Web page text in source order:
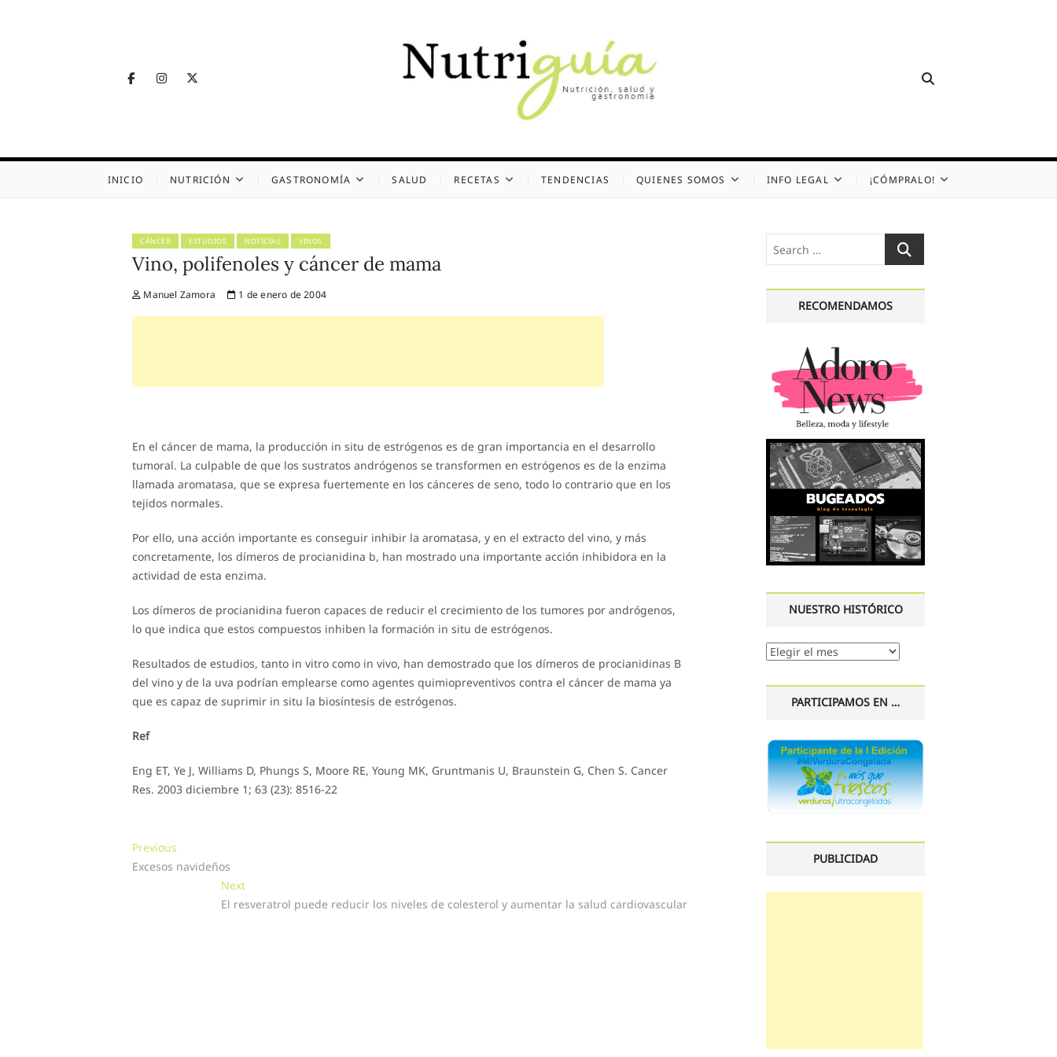
FacebookInstagram
INICIO NUTRICIÓN GASTRONOMÍA SALUD RECETAS TENDENCIAS QUIENES SOMOS INFO LEGAL ¡CÓMPRALO!
CÁNCER ESTUDIOS NOTICIAS VINOS
Vino, polifenoles y cáncer de mama
Manuel Zamora 1 de enero de 2004
En el cáncer de mama, la producción in situ de estrógenos es de gran importancia en el desarrollo
tumoral. La culpable de que los sustratos andrógenos se transformen en estrógenos es de la enzima
llamada aromatasa, que se expresa fuertemente en los cánceres de seno, todo lo contrario que en los
tejidos normales.
Por ello, una acción importante es conseguir inhibir la aromatasa, y en el extracto del vino, y más
concretamente, los dímeros de procianidina b, han mostrado una importante acción inhibidora en la
actividad de esta enzima.
Los dímeros de procianidina fueron capaces de reducir el crecimiento de los tumores por andrógenos,
lo que indica que estos compuestos inhiben la formación in situ de estrógenos.
Resultados de estudios, tanto in vitro como in vivo, han demostrado que los dímeros de procianidinas B
del vino y de la uva podrían emplearse como agentes quimiopreventivos contra el cáncer de mama ya
que es capaz de suprimir in situ la biosíntesis de estrógenos.
Ref
Eng ET, Ye J, Williams D, Phungs S, Moore RE, Young MK, Gruntmanis U, Braunstein G, Chen S. Cancer
Res. 2003 diciembre 1; 63 (23): 8516-22
Navegación
de
Previous
post:
Excesos navideños
NextNext
post:
El resveratrol puede reducir los niveles de colesterol y aumentar la salud cardiovascular
Search
…
RECOMENDAMOS
NUESTRO HISTÓRICO
Nuestro
PARTICIPAMOS EN …
PUBLICIDAD